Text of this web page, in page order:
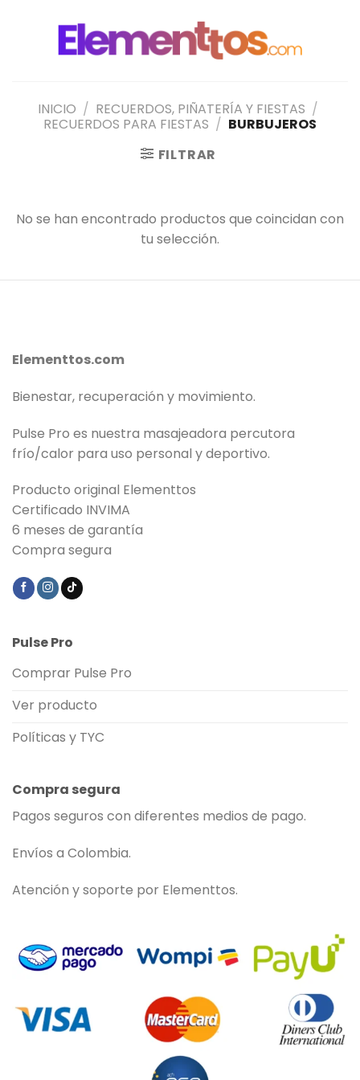
INICIO / RECUERDOS, PIÑATERÍA Y FIESTAS /
RECUERDOS PARA FIESTAS / BURBUJEROS
FILTRAR
No se han encontrado productos que coincidan con
tu selección.
Elementtos.com
Bienestar, recuperación y movimiento.
Pulse Pro es nuestra masajeadora percutora
frío/calor para uso personal y deportivo.
Producto original Elementtos
Certificado INVIMA
6 meses de garantía
Compra segura
Pulse Pro
Comprar Pulse Pro
Ver producto
Políticas y TYC
Compra segura
Pagos seguros con diferentes medios de pago.
Envíos a Colombia.
Atención y soporte por Elementtos.